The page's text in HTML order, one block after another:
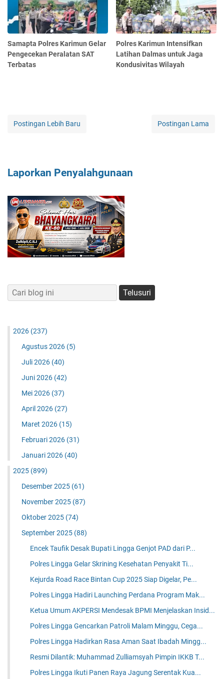
Samapta Polres Karimun Gelar
Pengecekan Peralatan SAT
Terbatas
Polres Karimun Intensifkan
Latihan Dalmas untuk Jaga
Kondusivitas Wilayah
Postingan Lebih Baru Postingan Lama
Laporkan Penyalahgunaan
2026 (237)
Agustus 2026 (5)
Juli 2026 (40)
Juni 2026 (42)
Mei 2026 (37)
April 2026 (27)
Maret 2026 (15)
Februari 2026 (31)
Januari 2026 (40)
2025 (899)
Desember 2025 (61)
November 2025 (87)
Oktober 2025 (74)
September 2025 (88)
Encek Taufik Desak Bupati Lingga Genjot PAD dari P...
Polres Lingga Gelar Skrining Kesehatan Penyakit Ti...
Kejurda Road Race Bintan Cup 2025 Siap Digelar, Pe...
Polres Lingga Hadiri Launching Perdana Program Mak...
Ketua Umum AKPERSI Mendesak BPMI Menjelaskan Insid...
Polres Lingga Gencarkan Patroli Malam Minggu, Cega...
Polres Lingga Hadirkan Rasa Aman Saat Ibadah Mingg...
Resmi Dilantik: Muhammad Zulliamsyah Pimpin IKKB T...
Polres Lingga Ikuti Panen Raya Jagung Serentak Kua...